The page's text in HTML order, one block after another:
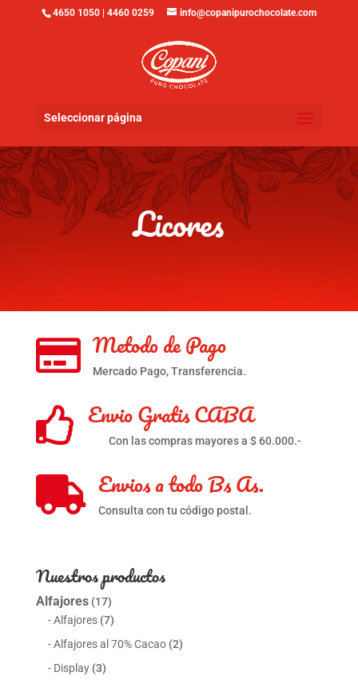
4650 1050 | 4460 0259 info@copanipurochocolate.com
Seleccionar página
Licores
 Metodo de Pago
Mercado Pago, Transferencia.
 Envio Gratis CABA
Con las compras mayores a $ 60.000.-
 Envios a todo Bs As.
Consulta con tu código postal.
Nuestros productos
Alfajores (17)
Alfajores (7)
Alfajores al 70% Cacao (2)
Display (3)